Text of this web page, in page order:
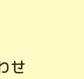
せ